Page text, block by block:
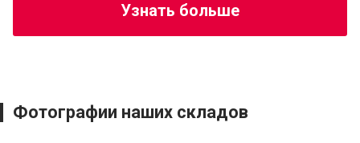
Узнать больше
Фотографии наших складов